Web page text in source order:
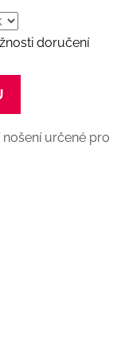
doručení
určené pro